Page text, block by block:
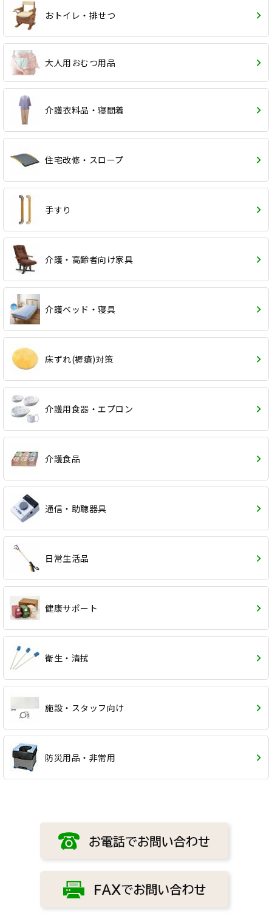
おトイレ・排せつ
大人用おむつ用品
介護衣料品・寝間着
住宅改修・スロープ
手すり
介護・高齢者向け家具
介護ベッド・寝具
床ずれ(褥瘡)対策
介護用食器・エプロン
介護食品
通信・助聴器具
日常生活品
健康サポート
衛生・清拭
施設・スタッフ向け
防災用品・非常用